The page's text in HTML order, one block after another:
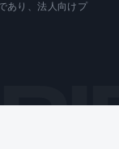
あり、法人向けプ